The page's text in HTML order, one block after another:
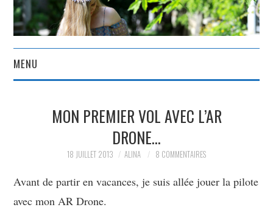
MENU
DANS MON BLOG, JE VEUX
PARTAGER MES
TROUVAILLES ET MES
MON PREMIER VOL AVEC L’AR
DRONE…
18 JUILLET 2013 ALINA 8 COMMENTAIRES
Avant de partir en vacances, je suis allée jouer la pilote
avec mon AR Drone.